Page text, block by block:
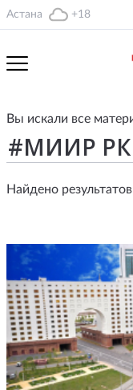
Астана +18
Вы искали все
Найдено